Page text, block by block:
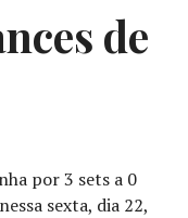
de
por 3 sets a 0
sexta, dia 22,